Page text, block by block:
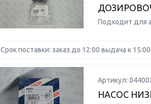
Подходит для
Срок поставки: заказ до 12:00 выдача к 15:00
Артикул:
НАСОС